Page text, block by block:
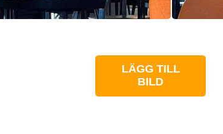
LÄGG TILL
BILD